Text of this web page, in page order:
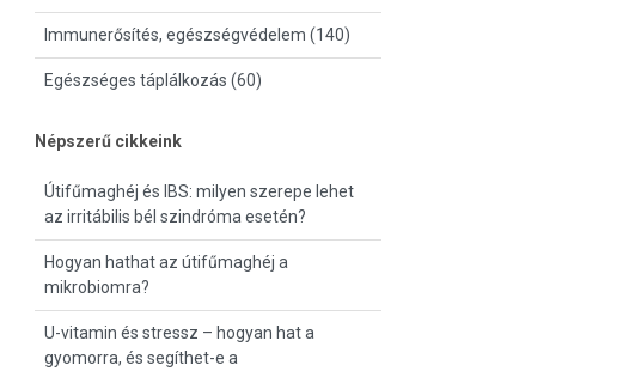
Immunerősítés, egészségvédelem (140)
Egészséges táplálkozás (60)
Népszerű cikkeink
Útifűmaghéj és IBS: milyen szerepe lehet
az irritábilis bél szindróma esetén?
Hogyan hathat az útifűmaghéj a
mikrobiomra?
U-vitamin és stressz – hogyan hat a
gyomorra, és segíthet-e a